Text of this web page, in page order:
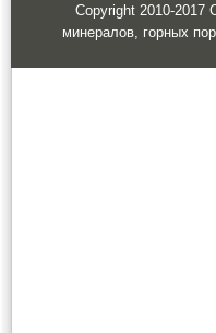
Copyright 2010-2017
минералов, горных